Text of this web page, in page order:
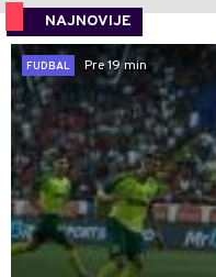
NAJNOVIJE
FUDBAL
Pre 19 min